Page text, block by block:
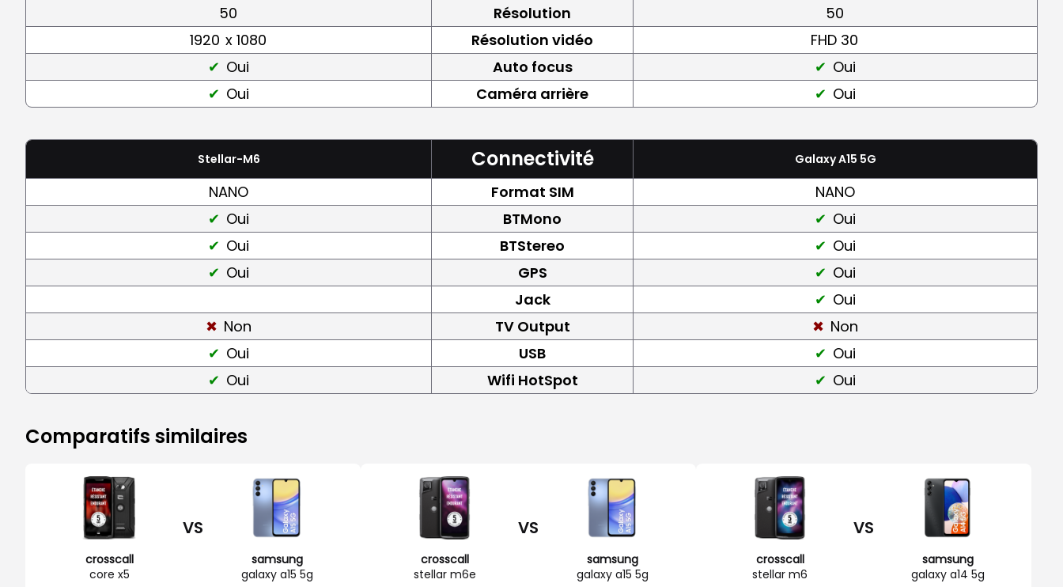
50
Résolution
50
1920 x 1080 Résolution vidéo
FHD 30
Oui
Auto focus
Oui
Oui
Caméra arrière Oui
Stellar-M6 Connectivité Galaxy A15 5G
NANO Format SIM
NANO
Oui
BTMono
Oui
Oui
BTStereo
Oui
Oui
GPS
Oui
Jack
Oui
Non
TV Output
Non
Oui
USB
Oui
Oui
Wifi HotSpot Oui
Comparatifs similaires
crosscall
core x5
VS
samsung
galaxy a15 5g
crosscall
stellar m6e
VS
samsung
galaxy a15 5g
crosscall
stellar m6
VS
samsung
galaxy a14 5g